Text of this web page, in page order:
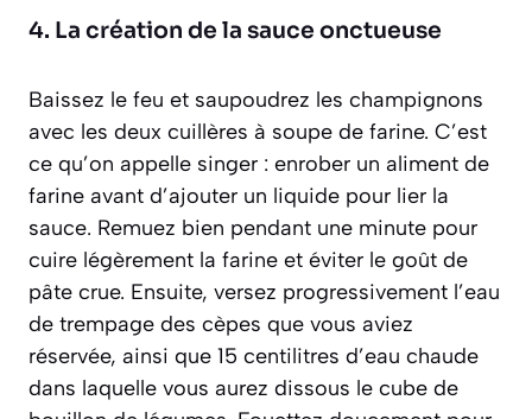
4. La création de la sauce onctueuse
Baissez le feu et saupoudrez les champignons
avec les deux cuillères à soupe de farine. C’est
ce qu’on appelle singer : enrober un aliment de
farine avant d’ajouter un liquide pour lier la
sauce. Remuez bien pendant une minute pour
cuire légèrement la farine et éviter le goût de
pâte crue. Ensuite, versez progressivement l’eau
de trempage des cèpes que vous aviez
réservée, ainsi que 15 centilitres d’eau chaude
dans laquelle vous aurez dissous le cube de